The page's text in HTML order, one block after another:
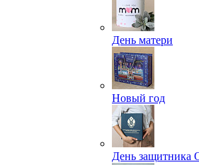
День матери
Новый год
День защитника